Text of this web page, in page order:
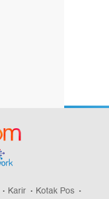
Karir
Kotak Pos